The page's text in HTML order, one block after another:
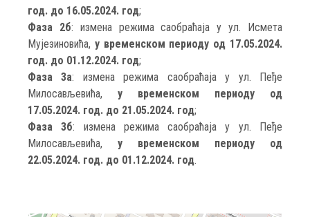
год. до 16.05.2024. год;
Фаза 2б: измена режима саобраћаја у ул. Исмета
Мујезиновића, у временском периоду од 17.05.2024.
год. до 01.12.2024. год;
Фаза 3а: измена режима саобраћаја у ул. Пеђе
Милосављевића, у временском периоду од
17.05.2024. год. до 21.05.2024. год;
Фаза 3б: измена режима саобраћаја у ул. Пеђе
Милосављевића, у временском периоду од
22.05.2024. год. до 01.12.2024. год.